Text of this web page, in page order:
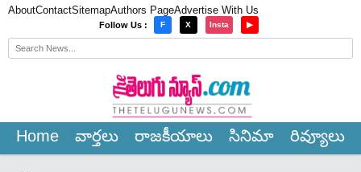
AboutContactSitemapAuthors PageAdvertise With Us
Follow Us : F X Insta ▶
Home వార్త‌లు రాజ‌కీయాలు సినిమా రివ్యూలు